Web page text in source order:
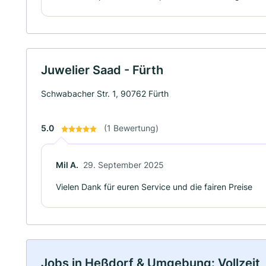
Juwelier Saad - Fürth
Schwabacher Str. 1, 90762 Fürth
5.0 (1 Bewertung)
Mil A. 29. September 2025
Vielen Dank für euren Service und die fairen Preise
Jobs in Heßdorf & Umgebung: